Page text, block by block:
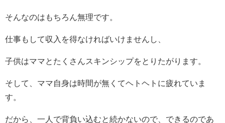
そんなのはもちろん無理です。
仕事もして収入を得なければいけませんし、
子供はママとたくさんスキンシップをとりたがります。
そして、ママ自身は時間が無くてヘトヘトに疲れていま
す。
だから、一人で背負い込むと続かないので、できるのであ